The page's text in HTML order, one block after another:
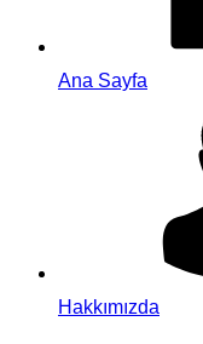
Ana Sayfa
Hakkımızda